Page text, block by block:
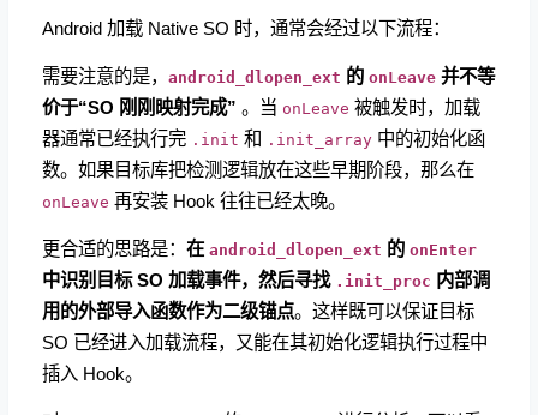
Android 加载 Native SO 时，通常会经过以下流程：
需要注意的是， android_dlopen_ext 的 onLeave 并不等
价于“SO 刚刚映射完成” 。当 onLeave ​ 被触发时，加载
器通常已经执行完 .init ​ 和 .init_array ​ 中的初始化函
数。如果目标库把检测逻辑放在这些早期阶段，那么在
onLeave 再安装 Hook 往往已经太晚。
更合适的思路是： 在 android_dlopen_ext 的 onEnter
中识别目标 SO 加载事件，然后寻找 .init_proc 内部调
用的外部导入函数作为二级锚点。这样既可以保证目标
SO 已经进入加载流程，又能在其初始化逻辑执行过程中
插入 Hook。